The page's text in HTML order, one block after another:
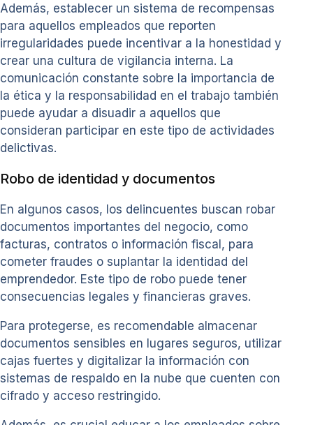
Además, establecer un sistema de recompensas
para aquellos empleados que reporten
irregularidades puede incentivar a la honestidad y
crear una cultura de vigilancia interna. La
comunicación constante sobre la importancia de
la ética y la responsabilidad en el trabajo también
puede ayudar a disuadir a aquellos que
consideran participar en este tipo de actividades
delictivas.
Robo de identidad y documentos
En algunos casos, los delincuentes buscan robar
documentos importantes del negocio, como
facturas, contratos o información fiscal, para
cometer fraudes o suplantar la identidad del
emprendedor. Este tipo de robo puede tener
consecuencias legales y financieras graves.
Para protegerse, es recomendable almacenar
documentos sensibles en lugares seguros, utilizar
cajas fuertes y digitalizar la información con
sistemas de respaldo en la nube que cuenten con
cifrado y acceso restringido.